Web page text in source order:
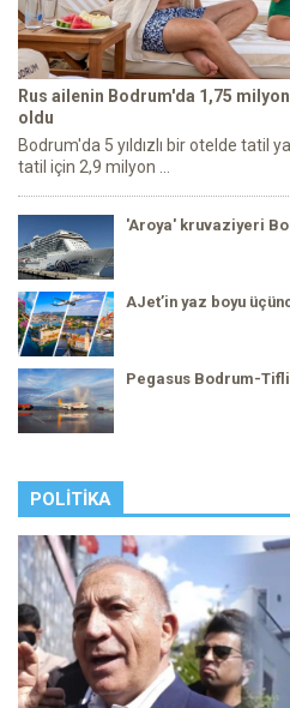
Rus ailenin Bodrum'da 1,75
oldu
Bodrum'da 5 yıldızlı bir otelde tatil
tatil için 2,9 milyon ...
'Aroya' kruvaziyeri
AJet’in yaz boyu
Pegasus Bodrum-
POLITIKA